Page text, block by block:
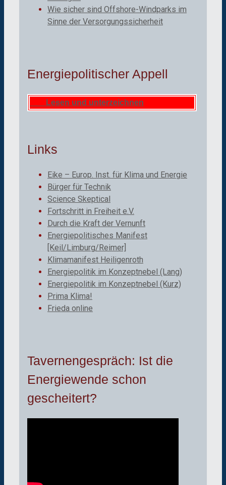
Wie sicher sind Offshore-Windparks im
Sinne der Versorgungssicherheit
Energiepolitischer Appell
Lesen und unterzeichnen
Links
Eike – Europ. Inst. für Klima und Energie
Bürger für Technik
Science Skeptical
Fortschritt in Freiheit e.V.
Durch die Kraft der Vernunft
Energiepolitisches Manifest
[Keil/Limburg/Reimer]
Klimamanifest Heiligenroth
Energiepolitik im Konzeptnebel (Lang)
Energiepolitik im Konzeptnebel (Kurz)
Prima Klima!
Frieda online
Tavernengespräch: Ist die
Energiewende schon
gescheitert?